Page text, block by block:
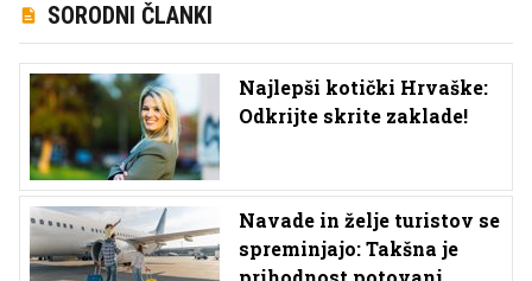
SORODNI ČLANKI
Najlepši kotički Hrvaške:
Odkrijte skrite zaklade!
Navade in želje turistov se
spreminjajo: Takšna je